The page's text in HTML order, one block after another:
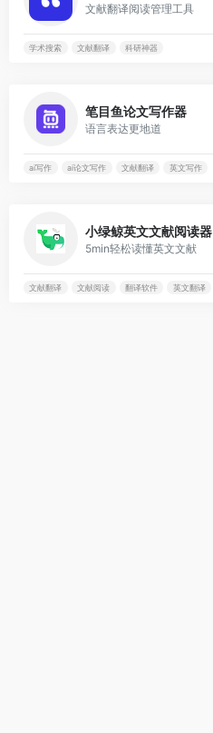
文献翻译阅读管理工具
学术搜索 文献翻译 科研神器
笔目鱼论文写作器
语言表达更地道
ai写作 ai论文写作 文献翻译 英文写作
小绿鲸英文文献阅读器
5min轻松读懂英文文献
文献翻译 文献阅读 翻译软件 英文翻译